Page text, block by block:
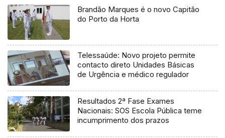
Brandão Marques é o novo Capitão
do Porto da Horta
Telessaúde: Novo projeto permite
contacto direto Unidades Básicas
de Urgência e médico regulador
Resultados 2ª Fase Exames
Nacionais: SOS Escola Pública teme
incumprimento dos prazos